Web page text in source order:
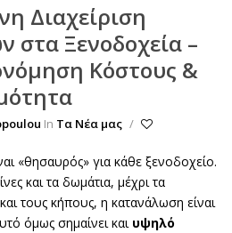
Διαχείριση
στα Ξενοδοχεία –
Κόστους &
In Τα Νέα μας /
«θησαυρός» για κάθε ξενοδοχείο.
και τα δωμάτια, μέχρι τα
τους κήπους, η κατανάλωση είναι
όμως σημαίνει και υψηλό